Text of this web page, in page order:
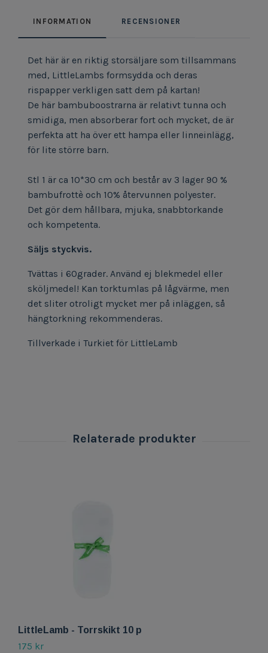
INFORMATION RECENSIONER
Det här är en riktig storsäljare som tillsammans
med, LittleLambs formsydda och deras
rispapper verkligen satt dem på kartan!
De här bambuboostrarna är relativt tunna och
smidiga, men absorberar fort och mycket, de är
perfekta att ha över ett hampa eller linneinlägg,
för lite större barn.
Stl 1 är ca 10*30 cm och består av 3 lager 90 %
bambufrottè och 10% återvunnen polyester.
Det gör dem hållbara, mjuka, snabbtorkande
och kompetenta.
Säljs styckvis.
Tvättas i 60grader. Använd ej blekmedel eller
sköljmedel! Kan torktumlas på lågvärme, men
det sliter otroligt mycket mer på inläggen, så
hängtorkning rekommenderas.
Tillverkade i Turkiet för LittleLamb
LittleLamb - Torrskikt 10 p
175 kr